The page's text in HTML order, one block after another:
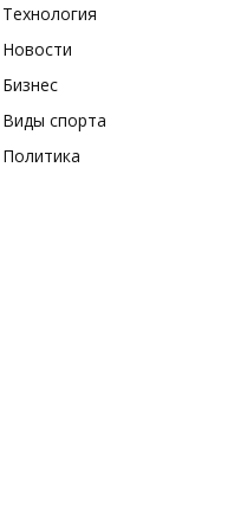
Технология
Новости
Бизнес
Виды спорта
Политика